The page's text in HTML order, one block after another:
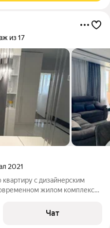
из 17
2021
с дизайнерским
жилом комплексе.
проекту. Все
Чат